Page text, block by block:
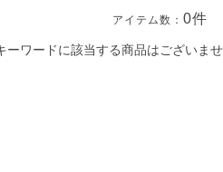
アイテム数：0件
ーワードに該当する商品はございませ